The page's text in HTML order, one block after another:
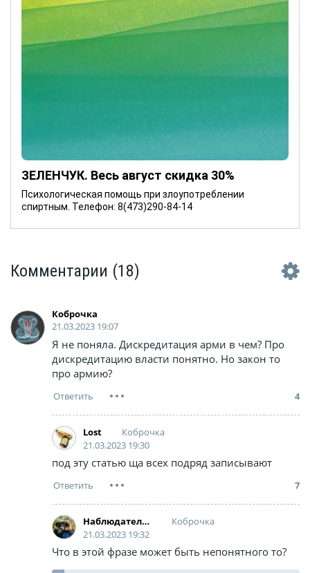
ЗЕЛЕНЧУК. Весь август скидка 30%
Психологическая помощь при злоупотреблении
спиртным. Телефон: 8(473)290-84-14
Комментарии (18)
Коброчка
21.03.2023 19:07
Я не поняла. Дискредитация арми в чем? Про
дискредитацию власти понятно. Но закон то
про армию?
4
Lost
Коброчка
21.03.2023 19:30
под эту статью ща всех подряд записывают
7
Наблюдатель за наблюдающими
Коброчка
21.03.2023 19:32
Что в этой фразе может быть непонятного то?